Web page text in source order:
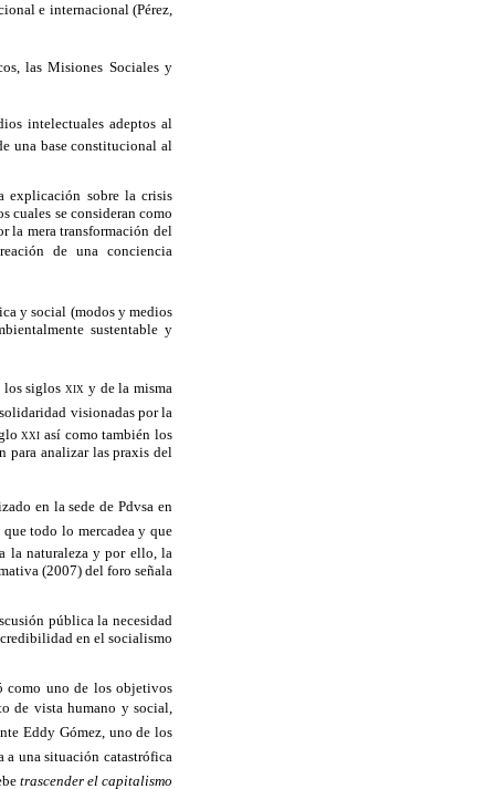
e internacional (Pérez,
las Misiones Sociales y
intelectuales adeptos al
una base constitucional al
sobre la crisis
se consideran como
la mera transformación del
de una conciencia
y social (modos y medios
sustentable y
los siglosxix y de la misma
visionadas por la
xxi así como también los
para analizar las praxis del
en la sede de Pdvsa en
todo lo mercadea y que
la naturaleza y por ello, la
(2007) del foro señala
pública la necesidad
en el socialismo
como uno de los objetivos
de vista humano y social,
Eddy Gómez, uno de los
una situación catastrófica
 trascender el capitalismo